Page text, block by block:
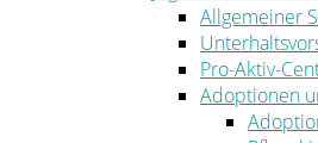
Allgemeiner
Pro-Aktiv-
Adoptionen